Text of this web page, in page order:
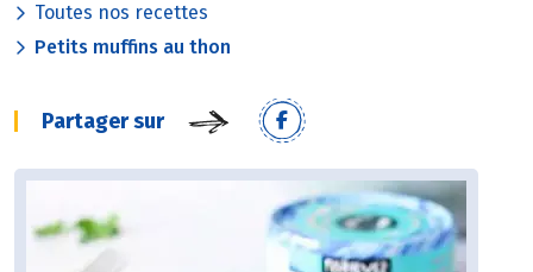
Toutes nos recettes
Petits muffins au thon
Partager sur